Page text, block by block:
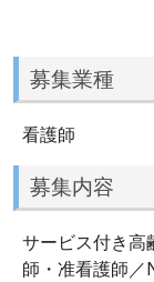
募集業種
看護師
募集内容
サービス付き高
師・准看護師／